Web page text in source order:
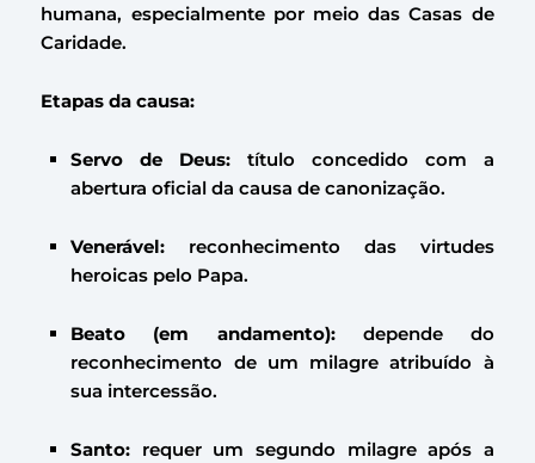
humana, especialmente por meio das Casas de
Caridade.
Etapas da causa:
Servo de Deus: título concedido com a
abertura oficial da causa de canonização.
Venerável: reconhecimento das virtudes
heroicas pelo Papa.
Beato (em andamento):depende do
reconhecimento de um milagre atribuído à
sua intercessão.
Santo: requer um segundo milagre após a